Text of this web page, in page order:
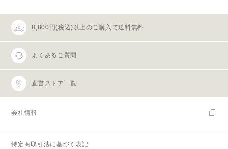
8,800円(税込)以上のご購入で送料無料
よくあるご質問
直営ストア一覧
会社情報
特定商取引法に基づく表記